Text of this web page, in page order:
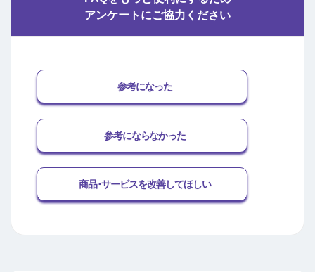
アンケートにご協力ください
参考になった
参考にならなかった
商品･サービスを改善してほしい